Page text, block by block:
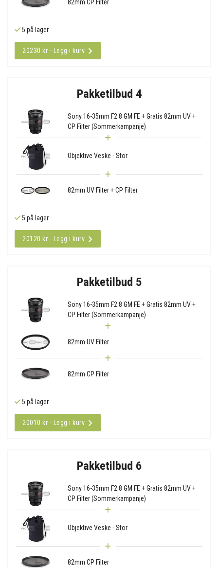
82mm CP Filter
5 på lager
20230 kr - Legg i kurv
Pakketilbud 4
Sony 16-35mm F2.8 GM FE + Gratis 82mm UV +
CP Filter (Sommerkampanje)
Objektive Veske - Stor
82mm UV Filter + CP Filter
5 på lager
20120 kr - Legg i kurv
Pakketilbud 5
Sony 16-35mm F2.8 GM FE + Gratis 82mm UV +
CP Filter (Sommerkampanje)
82mm UV Filter
82mm CP Filter
5 på lager
20010 kr - Legg i kurv
Pakketilbud 6
Sony 16-35mm F2.8 GM FE + Gratis 82mm UV +
CP Filter (Sommerkampanje)
Objektive Veske - Stor
82mm CP Filter